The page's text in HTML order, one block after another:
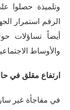
وتلميذة حصلوا
الرقم استمرار
أيضاً تساؤلات
والأوساط
ارتفاع مقلق في